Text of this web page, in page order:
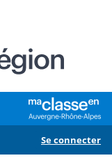
Se connecter